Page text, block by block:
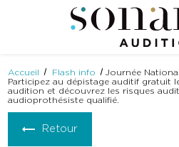
Accueil Flash info
Journée
Participez au dépistage auditif gratuit
audition et découvrez les risques
audioprothésiste qualifié.
Retour
Panneau de gestion des cookies